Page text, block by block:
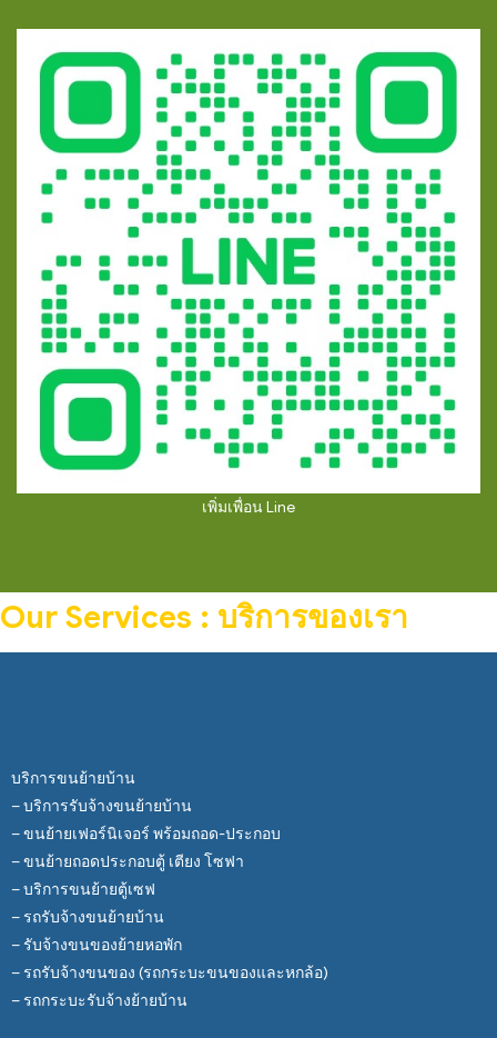
เพิ่มเพื่อน Line
Our Services : บริการของเรา
บริการขนย้ายบ้าน
– บริการรับจ้างขนย้ายบ้าน
– ขนย้ายเฟอร์นิเจอร์ พร้อมถอด-ประกอบ
– ขนย้ายถอดประกอบตู้ เตียง โซฟา
– บริการขนย้ายตู้เซฟ
– รถรับจ้างขนย้ายบ้าน
– รับจ้างขนของย้ายหอพัก
– รถรับจ้างขนของ (รถกระบะขนของและหกล้อ)
– รถกระบะรับจ้างย้ายบ้าน